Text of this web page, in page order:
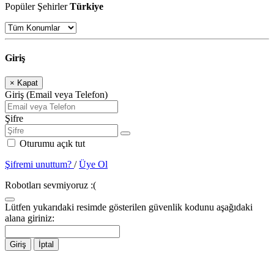
Popüler ŞehirlerTürkiye
Giriş
× Kapat
Giriş (Email veya Telefon)
Şifre
Oturumu açık tut
Şifremi unuttum? /Üye Ol
Robotları sevmiyoruz :(
Lütfen yukarıdaki resimde gösterilen güvenlik kodunu aşağıdaki
alana giriniz:
Giriş İptal